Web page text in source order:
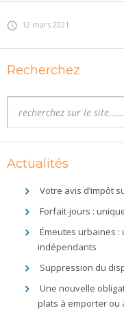
12 mars 2021
Recherchez
Actualités
Votre avis d’impôt
Forfait-jours :
Émeutes urbaines
indépendants
Suppression du
Une nouvelle
plats à emporter ou